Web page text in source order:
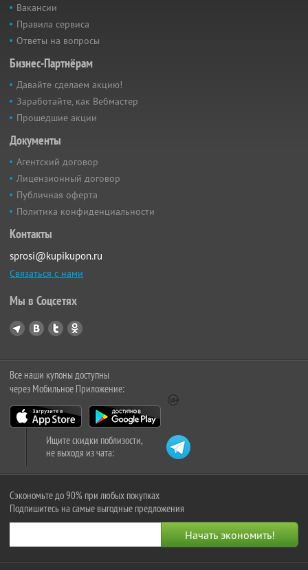
Вакансии
Правила сервиса
Ответы на вопросы
Бизнес-Партнёрам
Давайте сделаем акцию!
Заработайте, как Вебмастер
Прошедшие акции
Документы
Агентский договор
Лицензионный договор
Публичная оферта
Политика конфиденциальности
Контакты
sprosi@kupikupon.ru
Связаться с нами
Мы в Соцсетях
Все наши купоны доступны
через Мобильное Приложение:
Ищите скидки поблизости,
не выходя из чата:
Сэкономьте до 90% при любых покупках
Подпишитесь на самые выгодные предложения